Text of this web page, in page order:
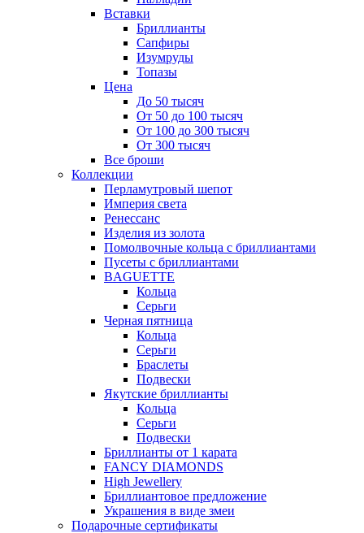
Вставки
Бриллианты
Сапфиры
Изумруды
Топазы
Цена
До 50 тысяч
От 50 до 100 тысяч
От 100 до 300 тысяч
От 300 тысяч
Все броши
Коллекции
Перламутровый шепот
Империя света
Ренессанс
Изделия из золота
Помолвочные кольца с бриллиантами
Пусеты с бриллиантами
BAGUETTE
Кольца
Серьги
Черная пятница
Кольца
Серьги
Браслеты
Подвески
Якутские бриллианты
Кольца
Серьги
Подвески
Бриллианты от 1 карата
FANCY DIAMONDS
High Jewellery
Бриллиантовое предложение
Украшения в виде змеи
Подарочные сертификаты